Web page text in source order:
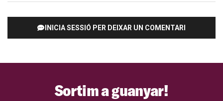
INICIA SESSIÓ PER DEIXAR UN COMENTARI
Sortim a guanyar!